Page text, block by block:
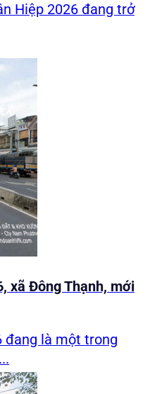
Hiệp 2026 đang trở
xã Đông Thạnh, mới
đang là một trong